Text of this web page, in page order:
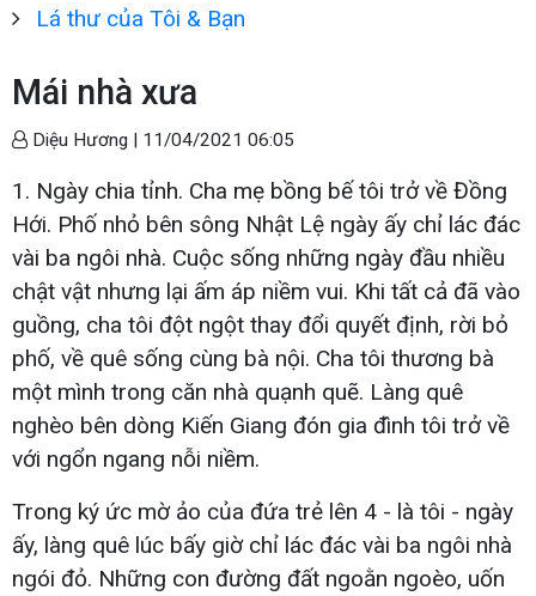
Lá thư của Tôi & Bạn
Mái nhà xưa
Diệu Hương | 11/04/2021 06:05
1. Ngày chia tỉnh. Cha mẹ bồng bế tôi trở về Đồng
Hới. Phố nhỏ bên sông Nhật Lệ ngày ấy chỉ lác đác
vài ba ngôi nhà. Cuộc sống những ngày đầu nhiều
chật vật nhưng lại ấm áp niềm vui. Khi tất cả đã vào
guồng, cha tôi đột ngột thay đổi quyết định, rời bỏ
phố, về quê sống cùng bà nội. Cha tôi thương bà
một mình trong căn nhà quạnh quẽ. Làng quê
nghèo bên dòng Kiến Giang đón gia đình tôi trở về
với ngổn ngang nỗi niềm.
Trong ký ức mờ ảo của đứa trẻ lên 4 - là tôi - ngày
ấy, làng quê lúc bấy giờ chỉ lác đác vài ba ngôi nhà
ngói đỏ. Những con đường đất ngoằn ngoèo, uốn